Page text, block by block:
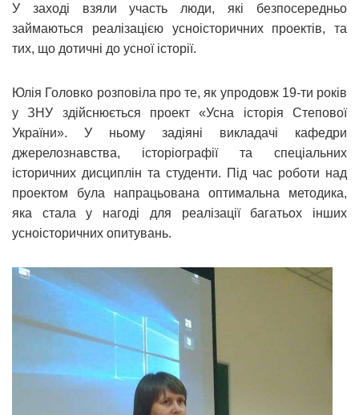
У заході взяли участь люди, які безпосередньо
займаються реалізацією усноісторичних проектів, та
тих, що дотичні до усної історії.
Юлія Головко розповіла про те, як упродовж 19-ти років
у ЗНУ здійснюється проект «Усна історія Степової
України». У ньому задіяні викладачі кафедри
джерелознавства, історіографії та спеціальних
історичних дисциплін та студенти. Під час роботи над
проектом була напрацьована оптимальна методика,
яка стала у нагоді для реалізації багатьох інших
усноісторичних опитувань.